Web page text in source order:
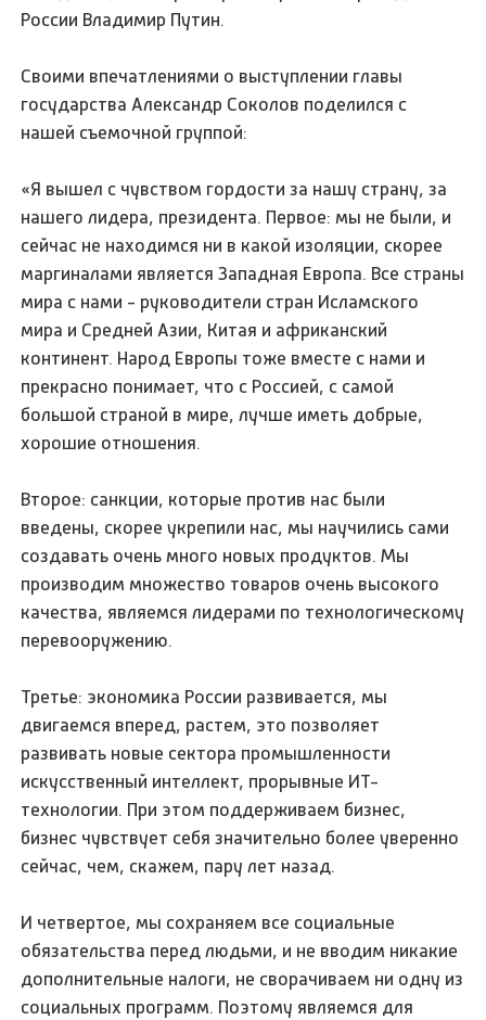
России Владимир Путин.
Своими впечатлениями о выступлении главы
государства Александр Соколов поделился с
нашей съемочной группой:
«Я вышел с чувством гордости за нашу страну, за
нашего лидера, президента. Первое: мы не были, и
сейчас не находимся ни в какой изоляции, скорее
маргиналами является Западная Европа. Все страны
мира с нами - руководители стран Исламского
мира и Средней Азии, Китая и африканский
континент. Народ Европы тоже вместе с нами и
прекрасно понимает, что с Россией, с самой
большой страной в мире, лучше иметь добрые,
хорошие отношения.
Второе: санкции, которые против нас были
введены, скорее укрепили нас, мы научились сами
создавать очень много новых продуктов. Мы
производим множество товаров очень высокого
качества, являемся лидерами по технологическому
перевооружению.
Третье: экономика России развивается, мы
двигаемся вперед, растем, это позволяет
развивать новые сектора промышленности
искусственный интеллект, прорывные ИТ-
технологии. При этом поддерживаем бизнес,
бизнес чувствует себя значительно более уверенно
сейчас, чем, скажем, пару лет назад.
И четвертое, мы сохраняем все социальные
обязательства перед людьми, и не вводим никакие
дополнительные налоги, не сворачиваем ни одну из
социальных программ. Поэтому являемся для